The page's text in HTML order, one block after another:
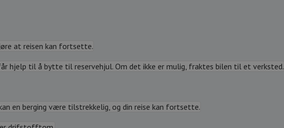
at reisen kan fortsette.
hjelp til å bytte til reservehjul. Om det ikke er mulig, fraktes bilen til et verksted.
en berging være tilstrekkelig, og din reise kan fortsette.